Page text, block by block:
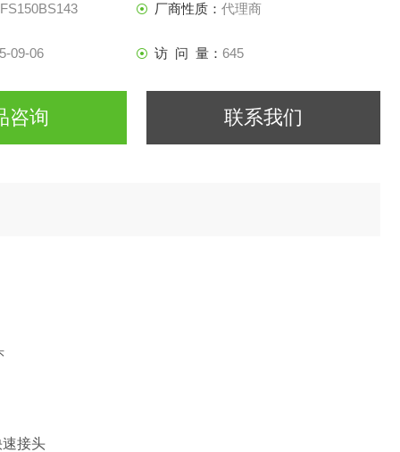
厂商性质： 代理商
09-06 访 问 量： 645
咨询 联系我们
接头